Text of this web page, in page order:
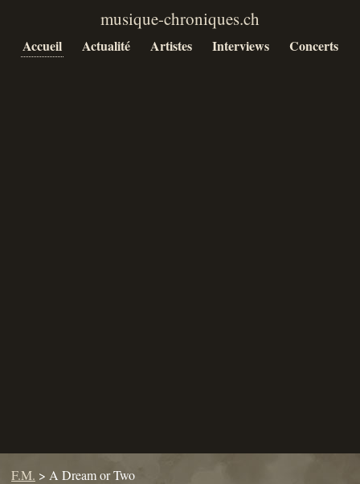
Accueil Actualité Artistes Interviews Concerts
F.M. > A Dream or Two